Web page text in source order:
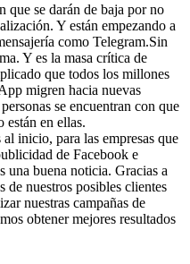
que se darán de baja por no
Y están empezando a
como Telegram.Sin
Y es la masa crítica de
que todos los millones
migren hacia nuevas
se encuentran con que
están en ellas.
inicio, para las empresas que
de Facebook e
una buena noticia. Gracias a
de nuestros posibles clientes
nuestras campañas de
obtener mejores resultados